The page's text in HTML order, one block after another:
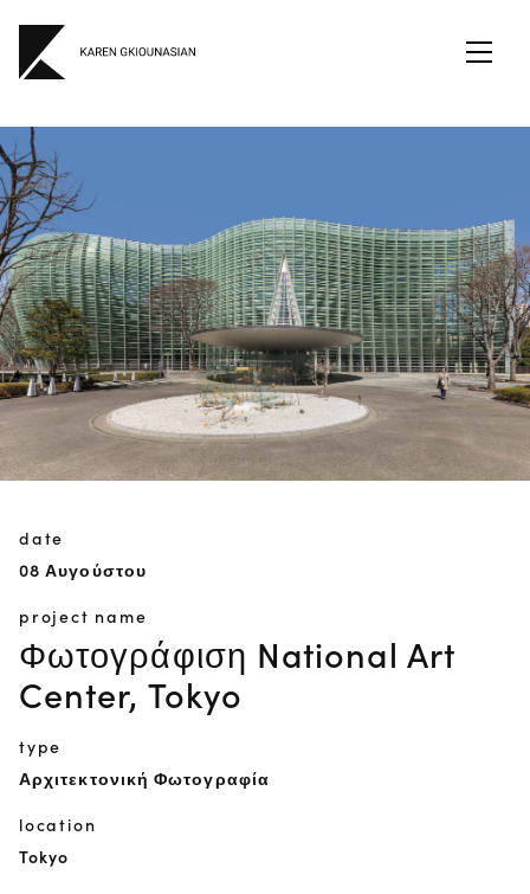
date
08 Αυγούστου
project name
Φωτογράφιση National Art
Center, Tokyo
type
Αρχιτεκτονική Φωτογραφία
location
Tokyo